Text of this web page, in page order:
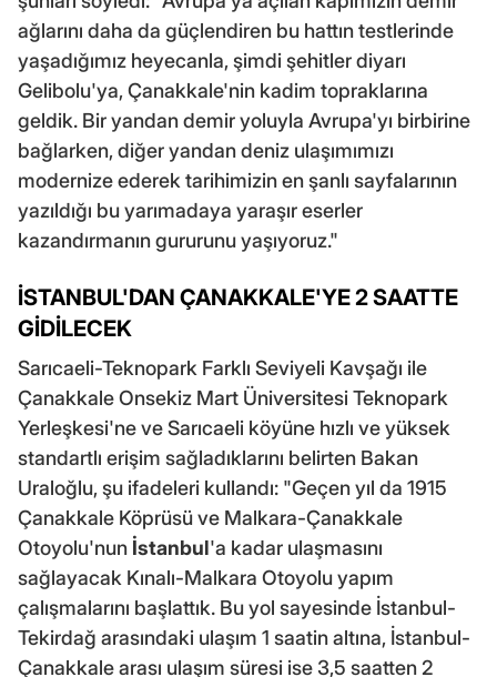
ağlarını daha da güçlendiren bu hattın testlerinde
yaşadığımız heyecanla, şimdi şehitler diyarı
Gelibolu'ya, Çanakkale'nin kadim topraklarına
geldik. Bir yandan demir yoluyla Avrupa'yı birbirine
bağlarken, diğer yandan deniz ulaşımımızı
modernize ederek tarihimizin en şanlı sayfalarının
yazıldığı bu yarımadaya yaraşır eserler
kazandırmanın gururunu yaşıyoruz."
İSTANBUL'DAN ÇANAKKALE'YE 2 SAATTE
GİDİLECEK
Sarıcaeli-Teknopark Farklı Seviyeli Kavşağı ile
Çanakkale Onsekiz Mart Üniversitesi Teknopark
Yerleşkesi'ne ve Sarıcaeli köyüne hızlı ve yüksek
standartlı erişim sağladıklarını belirten Bakan
Uraloğlu, şu ifadeleri kullandı: "Geçen yıl da 1915
Çanakkale Köprüsü ve Malkara-Çanakkale
Otoyolu'nun İstanbul'a kadar ulaşmasını
sağlayacak Kınalı-Malkara Otoyolu yapım
çalışmalarını başlattık. Bu yol sayesinde İstanbul-
Tekirdağ arasındaki ulaşım 1 saatin altına, İstanbul-
Çanakkale arası ulaşım süresi ise 3,5 saatten 2